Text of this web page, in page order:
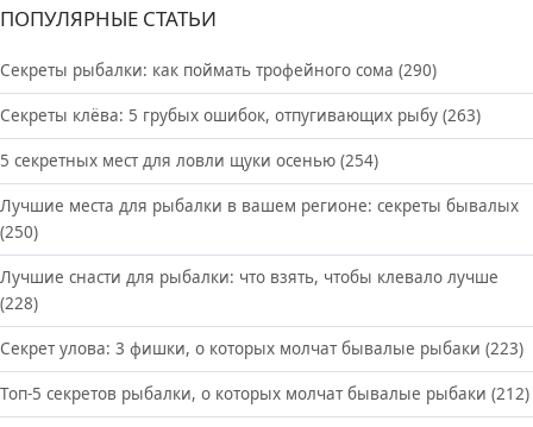
ПОПУЛЯРНЫЕ СТАТЬИ
Секреты рыбалки: как поймать трофейного сома (290)
Секреты клёва: 5 грубых ошибок, отпугивающих рыбу (263)
5 секретных мест для ловли щуки осенью (254)
Лучшие места для рыбалки в вашем регионе: секреты бывалых
(250)
Лучшие снасти для рыбалки: что взять, чтобы клевало лучше
(228)
Секрет улова: 3 фишки, о которых молчат бывалые рыбаки (223)
Топ-5 секретов рыбалки, о которых молчат бывалые рыбаки (212)